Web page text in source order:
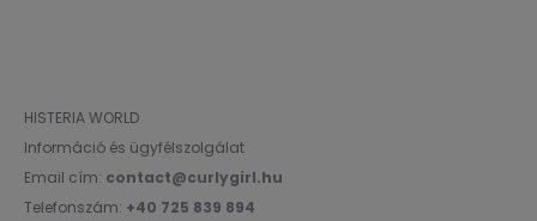
HISTERIA WORLD
Információ és ügyfélszolgálat
Email cím: contact@curlygirl.hu
Telefonszám: +40 725 839 894